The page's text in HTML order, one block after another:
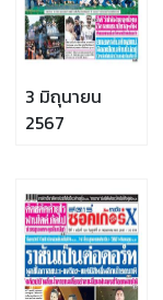
3 มิถุนายน
2567